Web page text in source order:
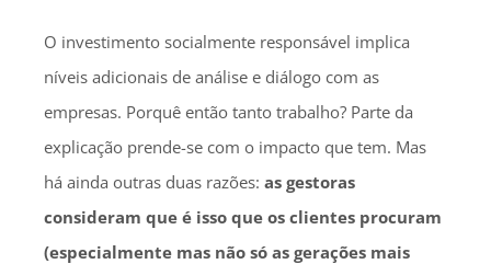
O investimento socialmente responsável implica
níveis adicionais de análise e diálogo com as
empresas. Porquê então tanto trabalho? Parte da
explicação prende-se com o impacto que tem. Mas
há ainda outras duas razões: as gestoras
consideram que é isso que os clientes procuram
(especialmente mas não só as gerações mais